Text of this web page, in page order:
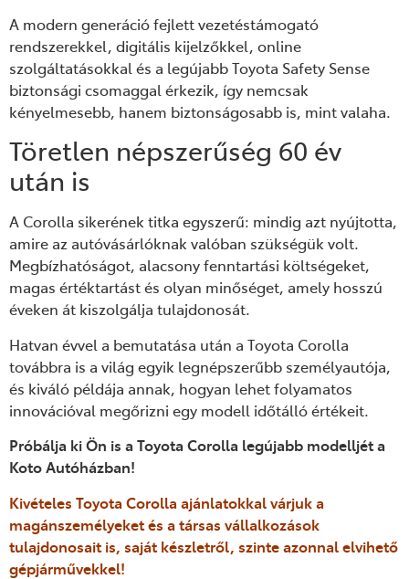
A modern generáció fejlett vezetéstámogató
rendszerekkel, digitális kijelzőkkel, online
szolgáltatásokkal és a legújabb Toyota Safety Sense
biztonsági csomaggal érkezik, így nemcsak
kényelmesebb, hanem biztonságosabb is, mint valaha.
Töretlen népszerűség 60 év
után is
A Corolla sikerének titka egyszerű: mindig azt nyújtotta,
amire az autóvásárlóknak valóban szükségük volt.
Megbízhatóságot, alacsony fenntartási költségeket,
magas értéktartást és olyan minőséget, amely hosszú
éveken át kiszolgálja tulajdonosát.
Hatvan évvel a bemutatása után a Toyota Corolla
továbbra is a világ egyik legnépszerűbb személyautója,
és kiváló példája annak, hogyan lehet folyamatos
innovációval megőrizni egy modell időtálló értékeit.
Próbálja ki Ön is a Toyota Corolla legújabb modelljét a
Koto Autóházban!
Kivételes Toyota Corolla ajánlatokkal várjuk a
magánszemélyeket és a társas vállalkozások
tulajdonosait is, saját készletről, szinte azonnal elvihető
gépjárművekkel!